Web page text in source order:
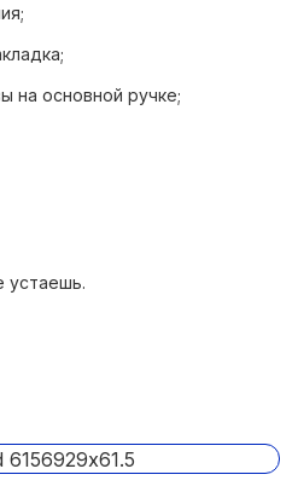
на основной ручке;
собой в пяти местах.
устаешь.